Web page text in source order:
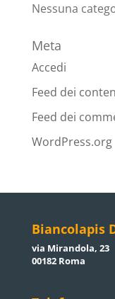
Nessuna
Meta
Accedi
Feed dei
Feed dei
WordPress.org
Biancolapis
via Mirandola, 23
00182 Roma